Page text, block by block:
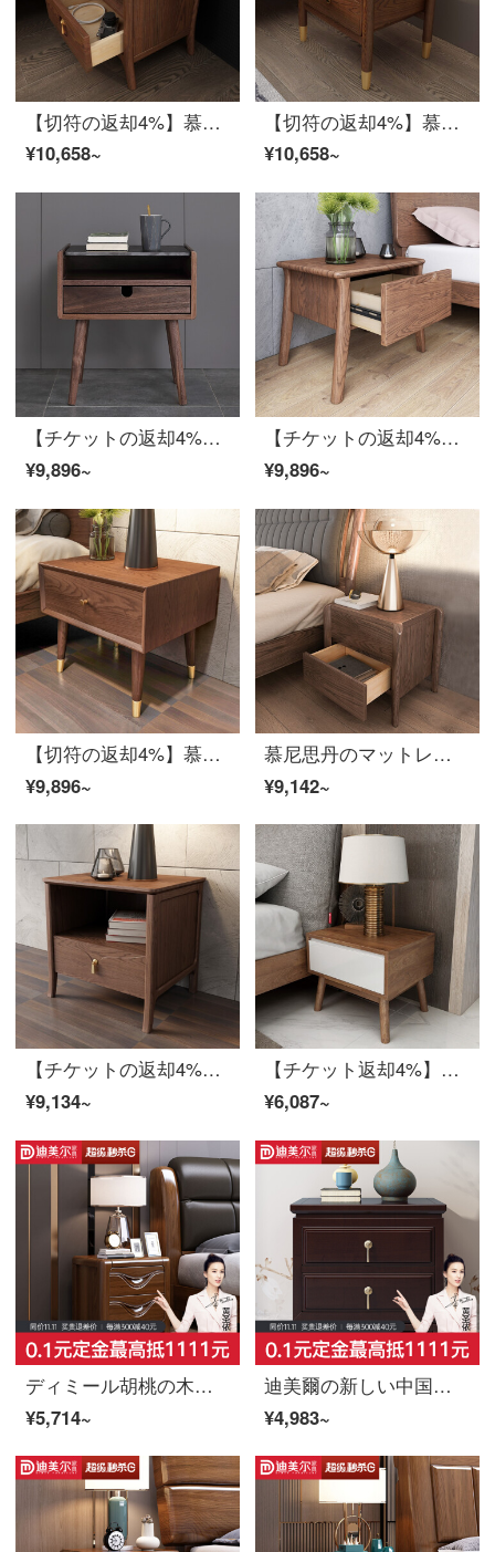
【切符の返却4%】慕尼思丹のベッドヘッド棚丸太ベッドルーム斗棚棚新中国式北欧白蝋木家具の寝具棚*1【輸入白蝋木】
¥10,658~
【切符の返却4%】慕尼思丹のベッドヘッド棚の丸太ベッドルームの収納棚の白蝋材収納棚の新中国式北欧家具の寝具棚*1【輸入白蝋木】
¥10,658~
【チケットの返却4%】慕尼思丹のベッドヘッド棚の木のベッドルームの収納棚黒胡桃の木の収納棚の新中国式北欧家具の木のベッドヘッド棚*1【北米輸入黒胡桃木】
¥9,896~
【チケットの返却4%】慕尼思丹のベッドヘッド棚の丸太ベッドルーム収納棚の白蝋材収納棚新中国式北欧家具の丸太棚*1【輸入白蝋木】
¥9,896~
【切符の返却4%】慕尼思丹のベッドヘッド棚丸太ベッドルーム収納物置棚新中国式北欧家具の寝台*1【輸入白蝋の木】
¥9,896~
慕尼思丹のマットレスの本当の木のマットレスのベッドルームの棚の白い蝋の木の収納棚の新しい中国式北欧家具の本当の木のマットレス*1【輸入の白い蝋の木】
¥9,142~
【チケットの返却4%】慕尼思丹のベッドヘッド棚の丸太ベッドルーム収納棚の白蝋材収納棚新中国式北欧家具の丸太棚*1【輸入白蝋木】
¥9,134~
【チケット返却4%】慕尼思丹ベッドヘッド棚寝室物入れロッカー新中国式北欧家具ベッドヘッド棚*1【大収納引き出し】
¥6,087~
ディミール胡桃の木のベッドの棚は、実際の木のシンプルな棚のミニサイドキャビネットのベッドルームの経済型家庭用の近代的な物置棚のベッドヘッドキャビネット（販売だけではない）
¥5,714~
迪美爾の新しい中国式の本当の木の寝床の戸棚の双引き出しは物の寝室の家具を保管して棚の大きさの戸型の家庭の寝床の戸棚を収納します（単に撮影して出荷しません）
¥4,983~